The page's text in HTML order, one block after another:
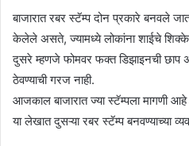
बाजारात रबर स्टॅम्प दोन प्रकारे बनवले
केलेले असते, ज्यामध्ये लोकांना शाईचे
दुसरे म्हणजे फोमवर फक्त डिझाइनची छाप
ठेवण्याची गरज नाही.
आजकाल बाजारात ज्या स्टॅम्पला मागणी
या लेखात दुसऱ्या रबर स्टॅम्प बनवण्याच्या